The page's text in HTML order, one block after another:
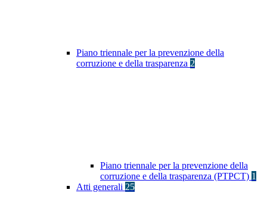
Piano triennale per la prevenzione della
corruzione e della trasparenza 2
Piano triennale per la prevenzione della
corruzione e della trasparenza (PTPCT) 1
Atti generali 25